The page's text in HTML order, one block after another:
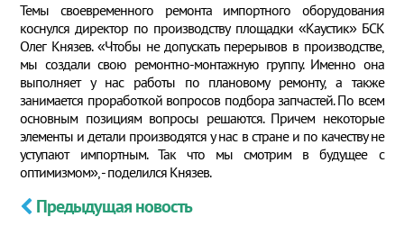
Темы своевременного ремонта импортного оборудования
коснулся директор по производству площадки «Каустик» БСК
Олег Князев. «Чтобы не допускать перерывов в производстве,
мы создали свою ремонтно-монтажную группу. Именно она
выполняет у нас работы по плановому ремонту, а также
занимается проработкой вопросов подбора запчастей. По всем
основным позициям вопросы решаются. Причем некоторые
элементы и детали производятся у нас в стране и по качеству не
уступают импортным. Так что мы смотрим в будущее с
оптимизмом», - поделился Князев.
Предыдущая новость